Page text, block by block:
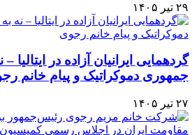
۲۹ تیر ۱۴۰۵
گردهمایی ایرانیان آزاده در ایتالیا
جمهوری دموکراتیک و پیام خانم
۲۷ تیر ۱۴۰۵